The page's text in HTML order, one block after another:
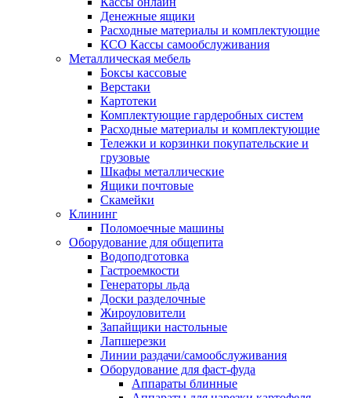
Денежные ящики
Расходные материалы и комплектующие
КСО Кассы самообслуживания
Металлическая мебель
Боксы кассовые
Верстаки
Картотеки
Комплектующие гардеробных систем
Расходные материалы и комплектующие
Тележки и корзинки покупательские и
грузовые
Шкафы металлические
Ящики почтовые
Скамейки
Клининг
Поломоечные машины
Оборудование для общепита
Водоподготовка
Гастроемкости
Генераторы льда
Доски разделочные
Жироуловители
Запайщики настольные
Лапшерезки
Линии раздачи/самообслуживания
Оборудование для фаст-фуда
Аппараты блинные